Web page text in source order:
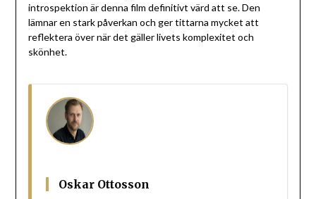
introspektion är denna film definitivt värd att se. Den
lämnar en stark påverkan och ger tittarna mycket att
reflektera över när det gäller livets komplexitet och
skönhet.
Oskar Ottosson